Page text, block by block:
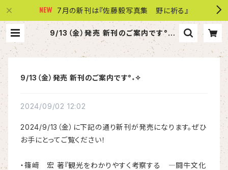
7月の新刊は『佐藤毅写真集 野に祈る』
9/13（金）発売 新刊のご案内です°˖✧
| 株式会社 共同文化社
9/13（金）発売 新刊のご案内です°˖✧
2024/09/02 12:02
2024/9/13（金）に下記の通り新刊が発売になります。ぜひ
お手にとってご覧ください！
・篠﨑 宏 著『観光をわかりやすく考察する ―闘牛文化